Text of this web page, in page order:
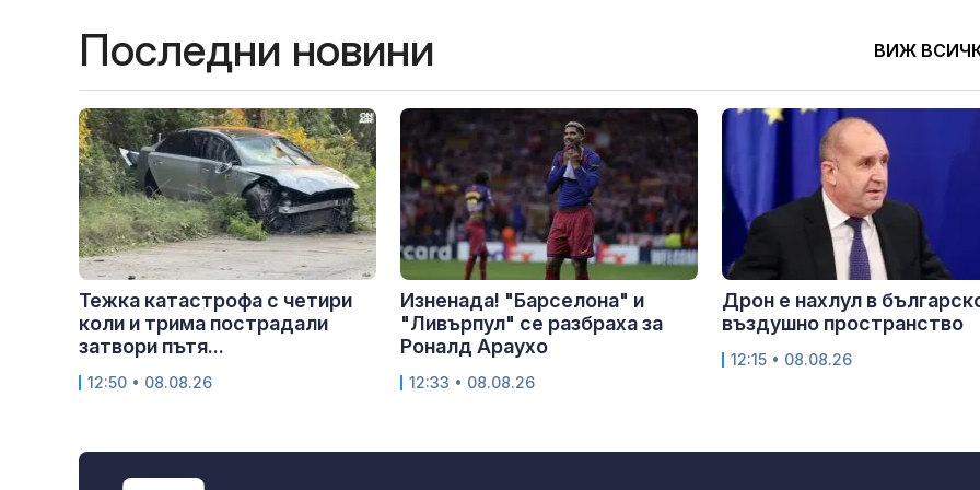
Последни новини ВИЖ
Тежка катастрофа с четири
коли и трима пострадали
затвори пътя...
12:50 • 08.08.26
Изненада! "Барселона" и
"Ливърпул" се разбраха за
Роналд Араухо
12:33 • 08.08.26
Дрон е нахлул в
въздушно пространство
12:15 • 08.08.26